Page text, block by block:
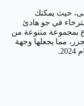
حيث يمكنك
في جو هادئ
بمجموعة متنوعة من
مما يجعلها وجهة